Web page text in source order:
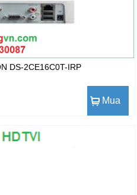
DS-2CE16C0T-IRP
Mua